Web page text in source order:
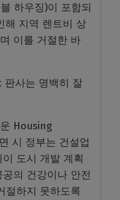
하우징)이 포함되
해 지역 렌트비 상
이를 거절한 바
사는 명백히 잘
Housing
시 정부는 건설업
도시 개발 계획
의 건강이나 안전
절하지 못하도록